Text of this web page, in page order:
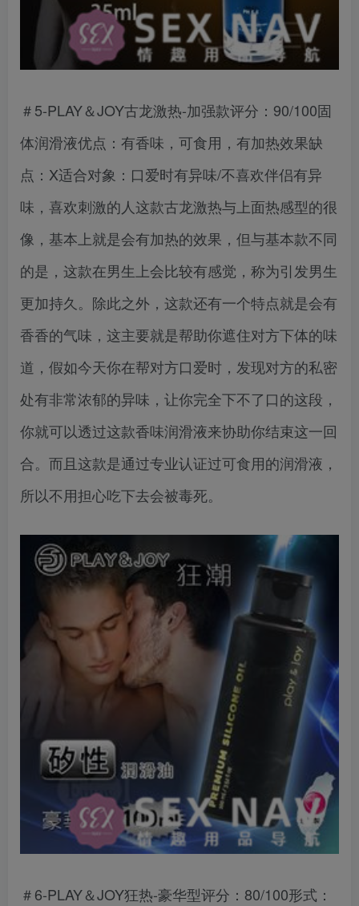
＃5-PLAY＆JOY古龙激热-加强款评分：90/100固
体润滑液优点：有香味，可食用，有加热效果缺
点：X适合对象：口爱时有异味/不喜欢伴侣有异
味，喜欢刺激的人这款古龙激热与上面热感型的很
像，基本上就是会有加热的效果，但与基本款不同
的是，这款在男生上会比较有感觉，称为引发男生
更加持久。除此之外，这款还有一个特点就是会有
香香的气味，这主要就是帮助你遮住对方下体的味
道，假如今天你在帮对方口爱时，发现对方的私密
处有非常浓郁的异味，让你完全下不了口的这段，
你就可以透过这款香味润滑液来协助你结束这一回
合。而且这款是通过专业认证过可食用的润滑液，
所以不用担心吃下去会被毒死。
＃6-PLAY＆JOY狂热-豪华型评分：80/100形式：